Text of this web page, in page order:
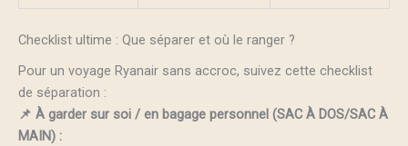
Checklist ultime : Que séparer et où le ranger ?
Pour un voyage Ryanair sans accroc, suivez cette checklist
de séparation :
📌 À garder sur soi / en bagage personnel (SAC À DOS/SAC À
MAIN) :